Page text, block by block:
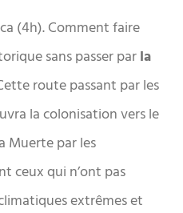
(4h). Comment faire
sans passer parla
route passant par les
la colonisation vers le
Muerte par les
ceux qui n’ont pas
extrêmes et